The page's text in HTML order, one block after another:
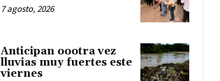
7 agosto, 2026
Anticipan oootra vez
lluvias muy fuertes este
viernes